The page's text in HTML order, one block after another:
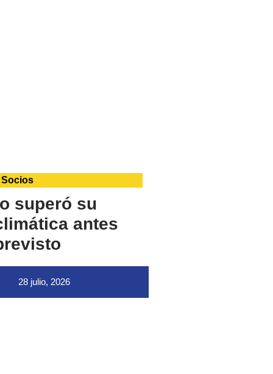
Socios
superó su
antes
28 julio, 2026